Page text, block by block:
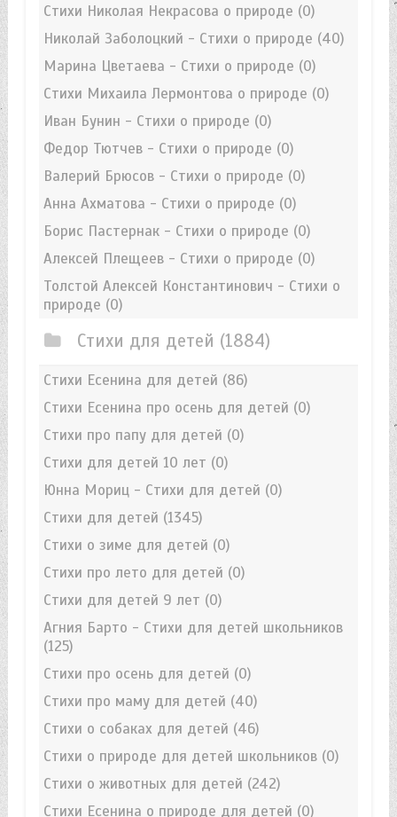
Стихи Николая Некрасова о природе (0)
Николай Заболоцкий - Стихи о природе (40)
Марина Цветаева - Стихи о природе (0)
Стихи Михаила Лермонтова о природе (0)
Иван Бунин - Стихи о природе (0)
Федор Тютчев - Стихи о природе (0)
Валерий Брюсов - Стихи о природе (0)
Анна Ахматова - Стихи о природе (0)
Борис Пастернак - Стихи о природе (0)
Алексей Плещеев - Стихи о природе (0)
Толстой Алексей Константинович - Стихи о
природе (0)
Стихи для детей (1884)
Стихи Есенина для детей (86)
Стихи Есенина про осень для детей (0)
Стихи про папу для детей (0)
Стихи для детей 10 лет (0)
Юнна Мориц - Стихи для детей (0)
Стихи для детей (1345)
Стихи о зиме для детей (0)
Стихи про лето для детей (0)
Стихи для детей 9 лет (0)
Агния Барто - Стихи для детей школьников
(125)
Стихи про осень для детей (0)
Стихи про маму для детей (40)
Стихи о собаках для детей (46)
Стихи о природе для детей школьников(0)
Стихи о животных для детей (242)
Стихи Есенина о природе для детей (0)